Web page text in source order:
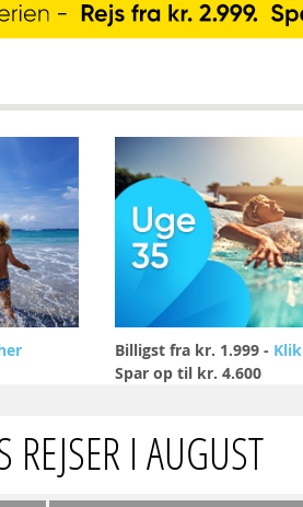
Billigst fra kr. 1.999 -
Spar op til kr. 4.600
REJSER I AUGUST